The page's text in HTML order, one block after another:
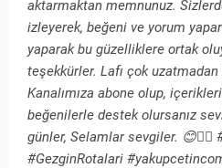
aktarmaktan memnunuz.
izleyerek, beğeni ve yorum
yaparak bu güzelliklere ortak
teşekkürler. Lafı çok
Kanalımıza abone olup,
beğenilerle destek olursanız
günler, Selamlar sevgiler. 😊🙋‍♂️
#GezginRotalari